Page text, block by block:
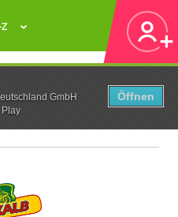
GmbH
Öffnen